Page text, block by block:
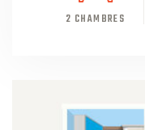
2 CHAMBRES